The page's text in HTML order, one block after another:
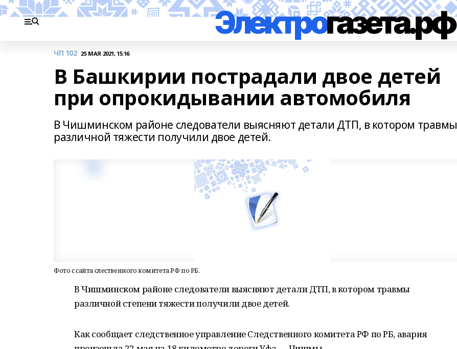
ЧП 102 25 МАЯ 2021, 15:16
В Башкирии пострадали двое детей
при опрокидывании автомобиля
В Чишминском районе следователи выясняют детали ДТП, в котором травмы
различной тяжести получили двое детей.
Фото с сайта слественного комитета РФ по РБ.
В Чишминском районе следователи выясняют детали ДТП, в котором травмы
различной степени тяжести получили двое детей.
Как сообщает следственное управление Следственного комитета РФ по РБ, авария